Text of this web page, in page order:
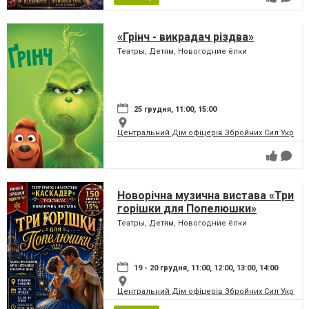
«Грінч - викрадач різдва»
Театры, Детям, Новогодние ёлки
25 грудня, 11:00, 15:00
Центральний Дім офіцерів Збройних Сил
Новорічна музична вистава «Три
горішки для Попелюшки»
Театры, Детям, Новогодние ёлки
19 - 20 грудня, 11:00, 12:00, 13:00, 14:00
Центральний Дім офіцерів Збройних Сил